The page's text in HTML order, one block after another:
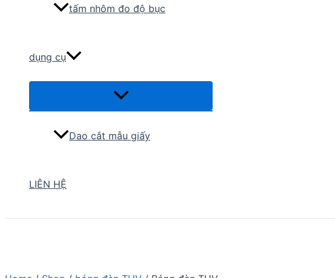
tấm nhôm đo độ bục
dụng cụ
Menu
Dao cắt mẫu giấy
LIÊN HỆ